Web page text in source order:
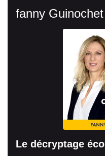
fanny Guinochet
Le décryptage éco